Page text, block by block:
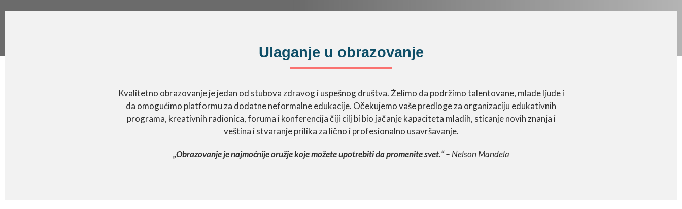
Ulaganje u obrazovanje
Kvalitetno obrazovanje je jedan od stubova zdravog i uspešnog društva. Želimo da podržimo talentovane, mlade ljude i
da omogućimo platformu za dodatne neformalne edukacije. Očekujemo vaše predloge za organizaciju edukativnih
programa, kreativnih radionica, foruma i konferencija čiji cilj bi bio jačanje kapaciteta mladih, sticanje novih znanja i
veština i stvaranje prilika za lično i profesionalno usavršavanje.
„Obrazovanje je najmoćnije oružje koje možete upotrebiti da promenite svet.“– Nelson Mandela